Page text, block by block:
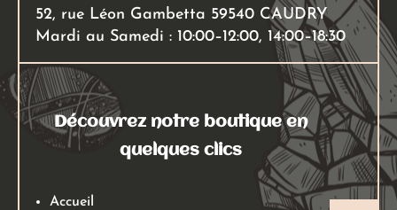
52, rue Léon Gambetta 59540 CAUDRY
Mardi au Samedi : 10:00–12:00, 14:00–18:30
Découvrez notre boutique en
quelques clics
Accueil